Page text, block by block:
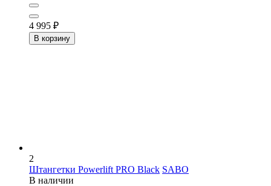
4 995 ₽
В корзину
2
Штангетки Powerlift PRO Black SABO
В наличии